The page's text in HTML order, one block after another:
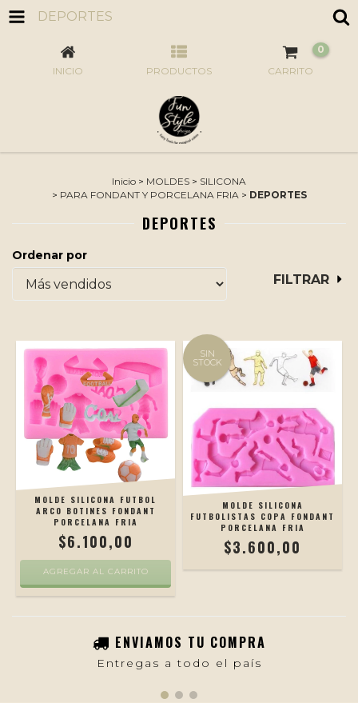
DEPORTES
INICIO PRODUCTOS CARRITO
0
Inicio > MOLDES > SILICONA
> PARA FONDANT Y PORCELANA FRIA > DEPORTES
DEPORTES
Ordenar por
FILTRAR
MOLDE SILICONA FUTBOL
ARCO BOTINES FONDANT
PORCELANA FRIA
$6.100,00
AGREGAR AL CARRITO
SIN
STOCK
MOLDE SILICONA
FUTBOLISTAS COPA FONDANT
PORCELANA FRIA
$3.600,00
ENVIAMOS TU COMPRA
Entregas a todo el país